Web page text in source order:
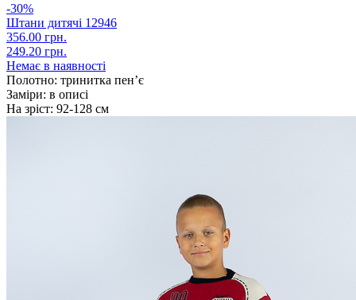
-30%
Штани дитячі 12946
356.00 грн.
249.20 грн.
Немає в наявності
Полотно: тринитка пен’є
Заміри: в описі
На зріст: 92-128 см